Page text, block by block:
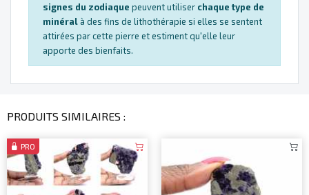
signes du zodiaque peuvent utiliser chaque type de
minéralà des fins de lithothérapie si elles se sentent
attirées par cette pierre et estiment qu'elle leur
apporte des bienfaits.
PRODUITS SIMILAIRES :
PRO